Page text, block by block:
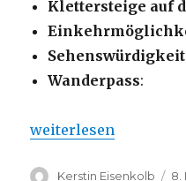
Klettersteige auf
Wanderpass:
„Auf dem Cami de
weiterlesen
Autor
Kerstin Eisenkolb 8.